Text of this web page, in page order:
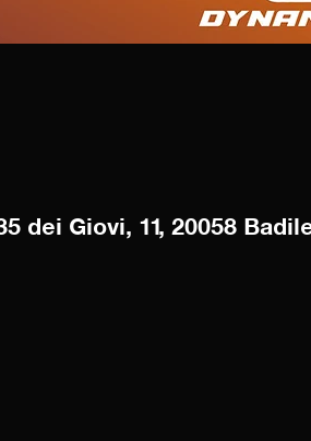
dei Giovi, 11, 20058